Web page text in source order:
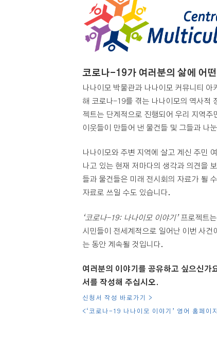
코로나-19가 여러분의 삶에 어
나나이모 박물관과 나나이모 커뮤니티
해 코로나-19를 겪는 나나이모의 역사적
젝트는 단계적으로 진행되어 우리 지역주
이웃들이 만들어 낸 물건들 및 그들과 나
나나이모와 주변 지역에 살고 계신 주민
나고 있는 현재 저마다의 생각과 의견을
들과 물건들은 미래 전시회의 자료가 될
자료로 쓰일 수도 있습니다.
‘코로나-19: 나나이모 이야기’프로젝트는
시민들이 전세계적으로 일어난 이번 사
는 동안 계속될 것입니다.
여러분의 이야기를 공유하고 싶으신가
서를 작성해 주십시오.
신청서 작성 바로가기 >
<‘코로나-19 나나이모 이야기’ 영어 홈페이지